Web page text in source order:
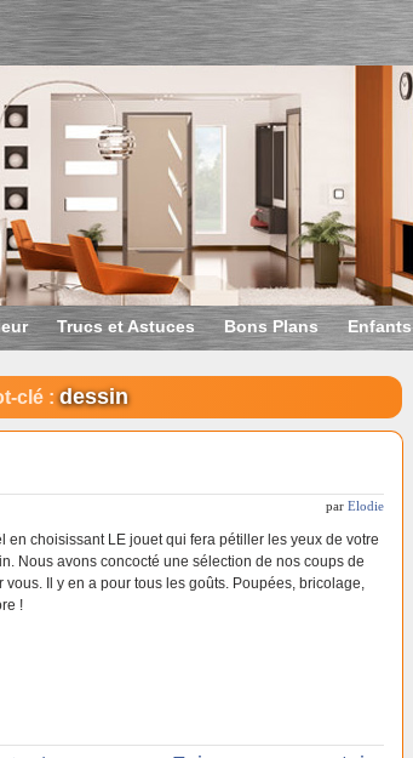
Trucs et Astuces Bons Plans Enfants
clé :dessin
par Elodie
en choisissant LE jouet qui fera pétiller les yeux de votre
Nous avons concocté une sélection de nos coups de
Il y en a pour tous les goûts. Poupées, bricolage,
!